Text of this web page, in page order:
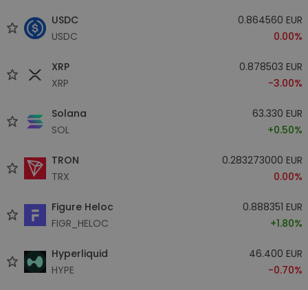
USDC
USDC
0.864560 EUR
0.00%
XRP
XRP
0.878503 EUR
-3.00%
Solana
SOL
63.330 EUR
+0.50%
TRON
TRX
0.283273000 EUR
0.00%
Figure Heloc
FIGR_HELOC
0.888351 EUR
+1.80%
Hyperliquid
HYPE
46.400 EUR
-0.70%